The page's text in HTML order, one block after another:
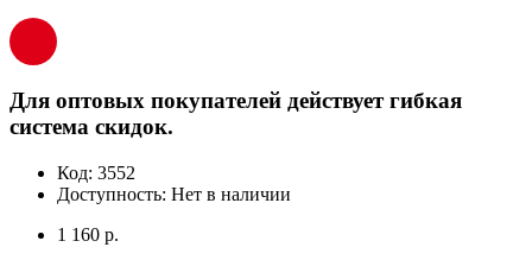
Для оптовых покупателей действует гибкая
система скидок.
Код: 3552
Доступность: Нет в наличии
1 160 р.